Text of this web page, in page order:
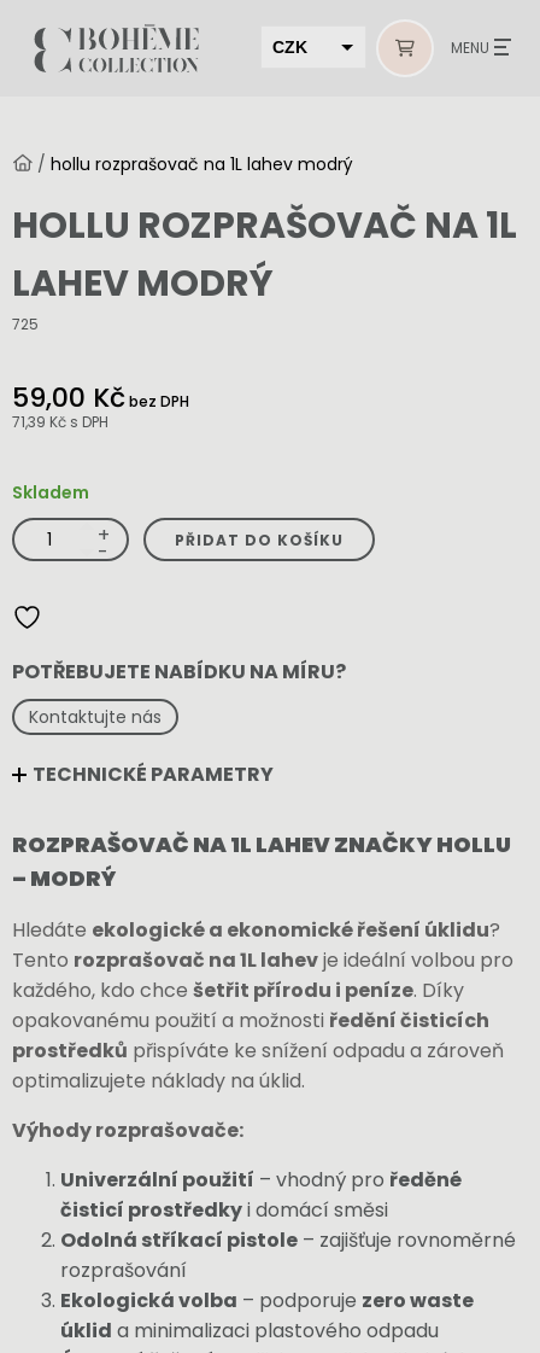
CZK MENU
/ hollu rozprašovač na 1L lahev modrý
HOLLU ROZPRAŠOVAČ NA 1L
LAHEV MODRÝ
725
59,00 Kčbez DPH
71,39 Kč s DPH
Skladem
hollu
rozprašovač
na
modrý
množství
+
- PŘIDAT DO KOŠÍKU
POTŘEBUJETE NABÍDKU NA MÍRU?
Kontaktujte nás
TECHNICKÉ PARAMETRY
ROZPRAŠOVAČ NA 1L LAHEV ZNAČKY HOLLU
– MODRÝ
Hledáte ekologické a ekonomické řešení úklidu?
Tento rozprašovač na 1L lahevje ideální volbou pro
každého, kdo chce šetřit přírodu i peníze. Díky
opakovanému použití a možnosti ředění čisticích
prostředků přispíváte ke snížení odpadu a zároveň
optimalizujete náklady na úklid.
Výhody rozprašovače:
Univerzální použití – vhodný pro ředěné
čisticí prostředkyi domácí směsi
Odolná stříkací pistole – zajišťuje rovnoměrné
rozprašování
Ekologická volba – podporuje zero waste
úklid a minimalizaci plastového odpadu